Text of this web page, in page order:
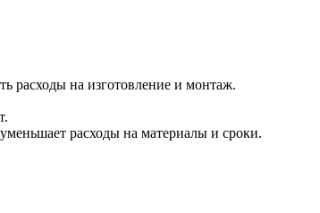
расходы на изготовление и монтаж.
расходы на материалы и сроки.